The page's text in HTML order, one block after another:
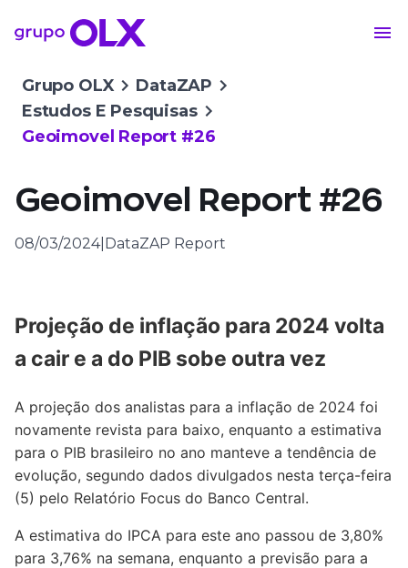
Grupo OLX
DataZAP
Estudos E Pesquisas
Geoimovel Report #26
Geoimovel Report #26
08/03/2024| DataZAP Report
Projeção de inflação para 2024 volta
a cair e a do PIB sobe outra vez
A projeção dos analistas para a inflação de 2024 foi
novamente revista para baixo, enquanto a estimativa
para o PIB brasileiro no ano manteve a tendência de
evolução, segundo dados divulgados nesta terça-feira
(5) pelo Relatório Focus do Banco Central.
A estimativa do IPCA para este ano passou de 3,80%
para 3,76% na semana, enquanto a previsão para a